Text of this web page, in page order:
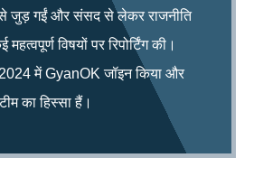
जुड़ गईं और संसद से लेकर राजनीति
विषयों पर रिपोर्टिंग की।
में GyanOK जॉइन किया और
का हिस्सा हैं।